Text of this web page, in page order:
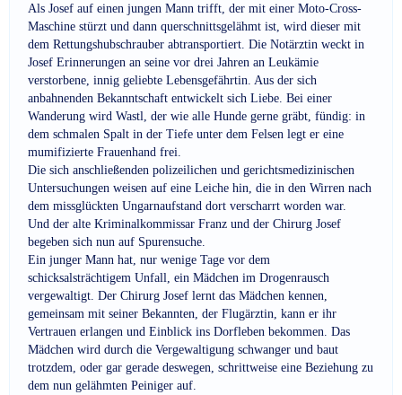
Als Josef auf einen jungen Mann trifft, der mit einer Moto-Cross-
Maschine stürzt und dann querschnittsgelähmt ist, wird dieser mit
dem Rettungshubschrauber abtransportiert. Die Notärztin weckt in
Josef Erinnerungen an seine vor drei Jahren an Leukämie
verstorbene, innig geliebte Lebensgefährtin. Aus der sich
anbahnenden Bekanntschaft entwickelt sich Liebe. Bei einer
Wanderung wird Wastl, der wie alle Hunde gerne gräbt, fündig: in
dem schmalen Spalt in der Tiefe unter dem Felsen legt er eine
mumifizierte Frauenhand frei.
Die sich anschließenden polizeilichen und gerichtsmedizinischen
Untersuchungen weisen auf eine Leiche hin, die in den Wirren nach
dem missglückten Ungarnaufstand dort verscharrt worden war.
Und der alte Kriminalkommissar Franz und der Chirurg Josef
begeben sich nun auf Spurensuche.
Ein junger Mann hat, nur wenige Tage vor dem
schicksalsträchtigem Unfall, ein Mädchen im Drogenrausch
vergewaltigt. Der Chirurg Josef lernt das Mädchen kennen,
gemeinsam mit seiner Bekannten, der Flugärztin, kann er ihr
Vertrauen erlangen und Einblick ins Dorfleben bekommen. Das
Mädchen wird durch die Vergewaltigung schwanger und baut
trotzdem, oder gar gerade deswegen, schrittweise eine Beziehung zu
dem nun gelähmten Peiniger auf.